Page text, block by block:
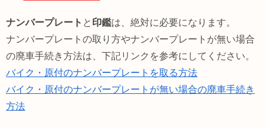
ナンバープレート と 印鑑は、絶対に必要になります。
ナンバープレートの取り方やナンバープレートが無い場合
の廃車手続き方法は、下記リンクを参考にしてください。
バイク・原付のナンバープレートを取る方法
バイク・原付のナンバープレートが無い場合の廃車手続き
方法